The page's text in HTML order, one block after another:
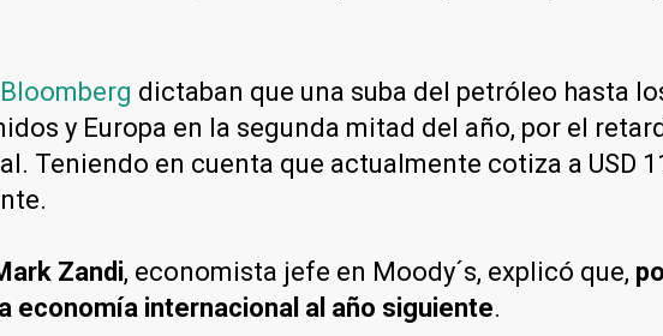
Bloomberg dictaban que una suba del petróleo hasta
y Europa en la segunda mitad del año, por el
Teniendo en cuenta que actualmente cotiza a USD
Zandi, economista jefe en Moody´s, explicó que,
economía internacional al año siguiente.